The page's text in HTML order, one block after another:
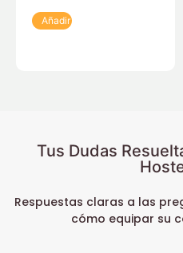
Añadir
Tus Dudas
Respuestas claras a las
cómo equipar su